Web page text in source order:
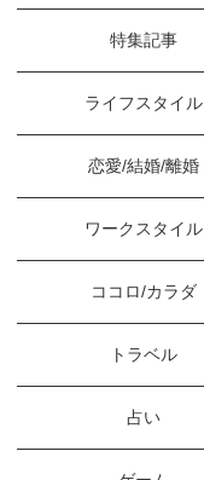
特集記事
ライフスタイル
恋愛/結婚/離婚
ワークスタイル
ココロ/カラダ
トラベル
占い